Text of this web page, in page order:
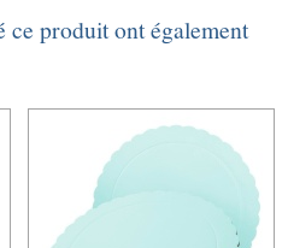
ce produit ont également